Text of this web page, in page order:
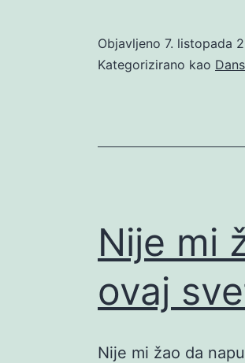
Objavljeno 7. listopada
Kategorizirano kao
Nije mi
ovaj
Nije mi žao da